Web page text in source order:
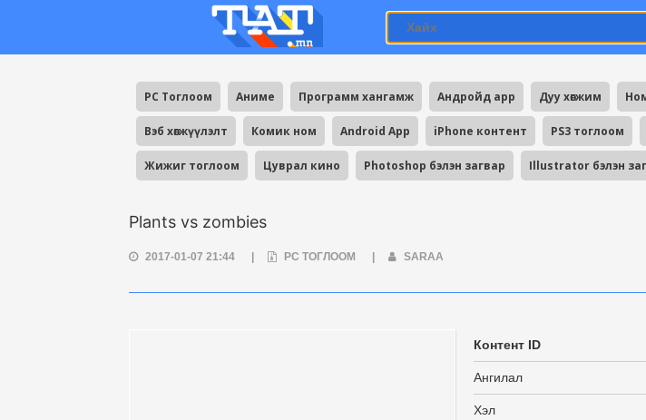
PC Тоглоом Аниме Программ хангамж Андройд app Дуу хөгжим
Вэб хөгжүүлэлт Комик ном Android App iPhone контент PS3 тоглоом
Жижиг тоглоом Цуврал кино Photoshop бэлэн загвар Illustrator бэлэн
Plants vs zombies
2017-01-07 21:44 PC ТОГЛООМ SARAA
Контент ID
Ангилал
Хэл